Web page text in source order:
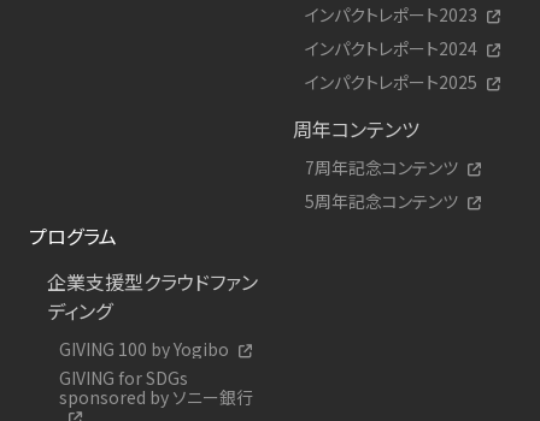
インパクトレポート2023
インパクトレポート2024
インパクトレポート2025
周年コンテンツ
7周年記念コンテンツ
5周年記念コンテンツ
プログラム
企業支援型クラウドファン
ディング
GIVING 100 by Yogibo
GIVING for SDGs
sponsored by ソニー銀行